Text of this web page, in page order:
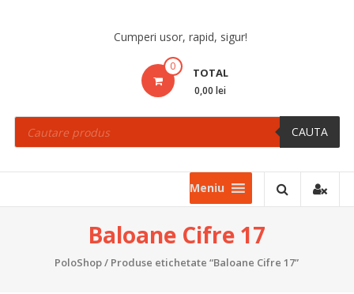
Cumperi usor, rapid, sigur!
0 TOTAL
0,00 lei
Products
search CAUTA
Meniu
Baloane Cifre 17
PoloShop/ Produse etichetate “Baloane Cifre 17”